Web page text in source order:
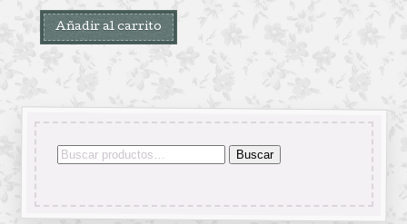
Añadir al carrito
Buscar
Buscar